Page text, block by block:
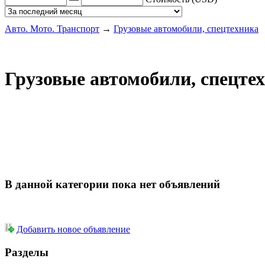
Авто. Мото. Транспорт → Грузовые автомобили, спецтехника
Грузовые автомобили,
В данной категории пока нет объявлений
Добавить новое объявление
Разделы